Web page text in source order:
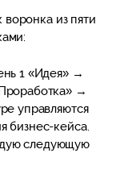
из пяти
1 «Идея» →
→
управляются
бизнес-кейса.
следующую